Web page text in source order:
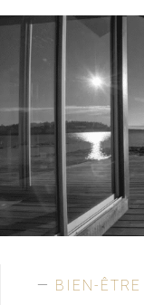
BIEN-ÊTRE